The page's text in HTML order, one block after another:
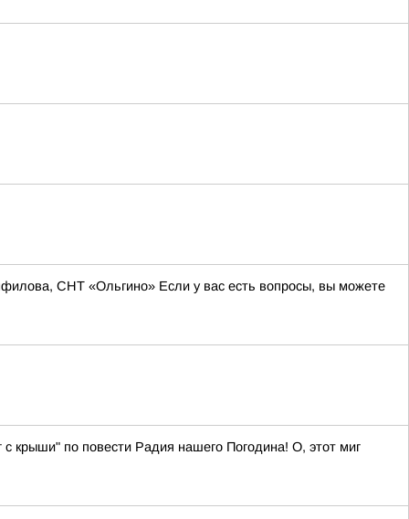
СНТ «Ольгино» Если у вас есть вопросы, вы можете
с крыши" по повести Радия нашего Погодина! О, этот миг